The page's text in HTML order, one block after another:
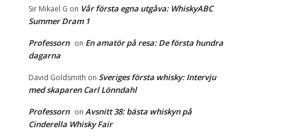
Sir Mikael G on Vår första egna utgåva: WhiskyABC
Summer Dram 1
Professorn on En amatör på resa: De första hundra
dagarna
David Goldsmith on Sveriges första whisky: Intervju
med skaparen Carl Lönndahl
Professorn on Avsnitt 38: bästa whiskyn på
Cinderella Whisky Fair